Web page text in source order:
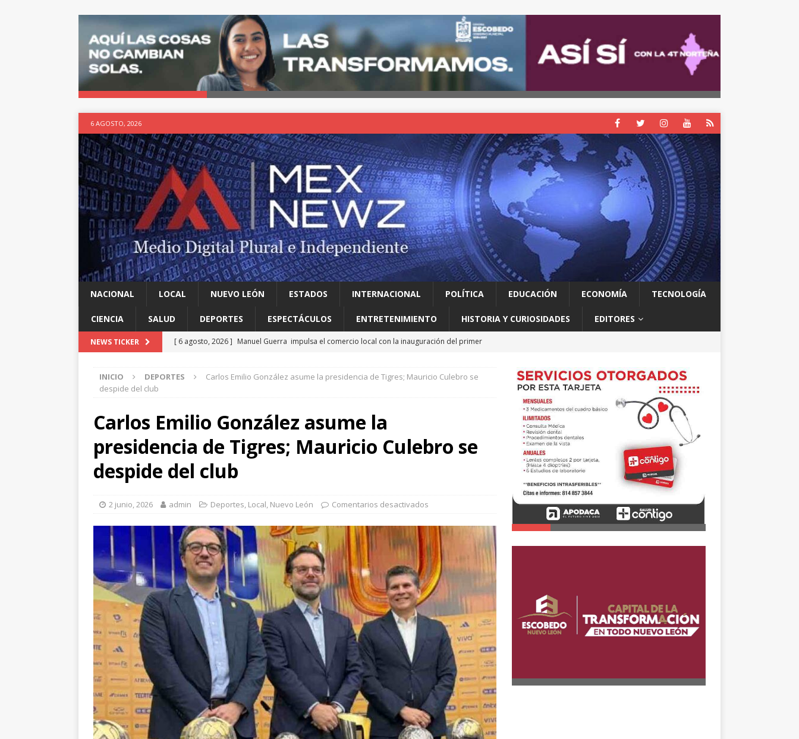
6 AGOSTO, 2026
NACIONAL LOCAL NUEVO LEÓN ESTADOS INTERNACIONAL POLÍTICA EDUCACIÓN ECONOMÍA TECNOLOGÍA
CIENCIA SALUD DEPORTES ESPECTÁCULOS ENTRETENIMIENTO HISTORIA Y CURIOSIDADES EDITORES
NEWS TICKER [ 6 agosto, 2026 ] Manuel Guerra impulsa el comercio local con la inauguración del primer
[ 6 agosto, 2026 ] Escobedo realiza obras que generan progreso
LOCAL
agua
LOCAL
[ 6 agosto, 2026 ] Ya cantó el gallo
HISTORIA Y CURIOSIDADES
[ 6 agosto, 2026 ]
INICIO DEPORTES
Carlos Emilio González asume la presidencia de Tigres; Mauricio Culebro se
despide del club
Carlos Emilio González asume la
presidencia de Tigres; Mauricio Culebro se
despide del club
2 junio, 2026 admin Deportes, Local, Nuevo León Comentarios desactivados